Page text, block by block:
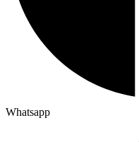
Whatsapp